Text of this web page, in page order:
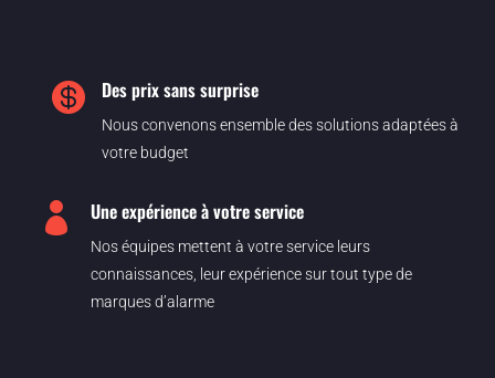
 Des prix sans surprise
Nous convenons ensemble des solutions adaptées à
votre budget
 Une expérience à votre service
Nos équipes mettent à votre service leurs
connaissances, leur expérience sur tout type de
marques d’alarme